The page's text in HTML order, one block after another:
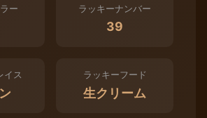
ー ラッキーナンバー
39
イス ラッキーフード
生クリーム